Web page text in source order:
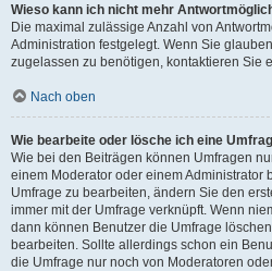
Wieso kann ich nicht mehr
Die maximal zulässige Anzahl von
Administration festgelegt. Wenn Sie
zugelassen zu benötigen, kontaktieren Sie
Nach oben
Wie bearbeite oder lösche ich eine
Wie bei den Beiträgen können Umfragen
einem Moderator oder einem Administrator
Umfrage zu bearbeiten, ändern Sie den
immer mit der Umfrage verknüpft. Wenn
dann können Benutzer die Umfrage
bearbeiten. Sollte allerdings schon ein
die Umfrage nur noch von Moderatoren